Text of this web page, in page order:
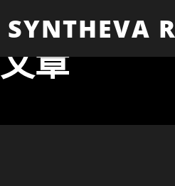
SYNTHEVA
文章